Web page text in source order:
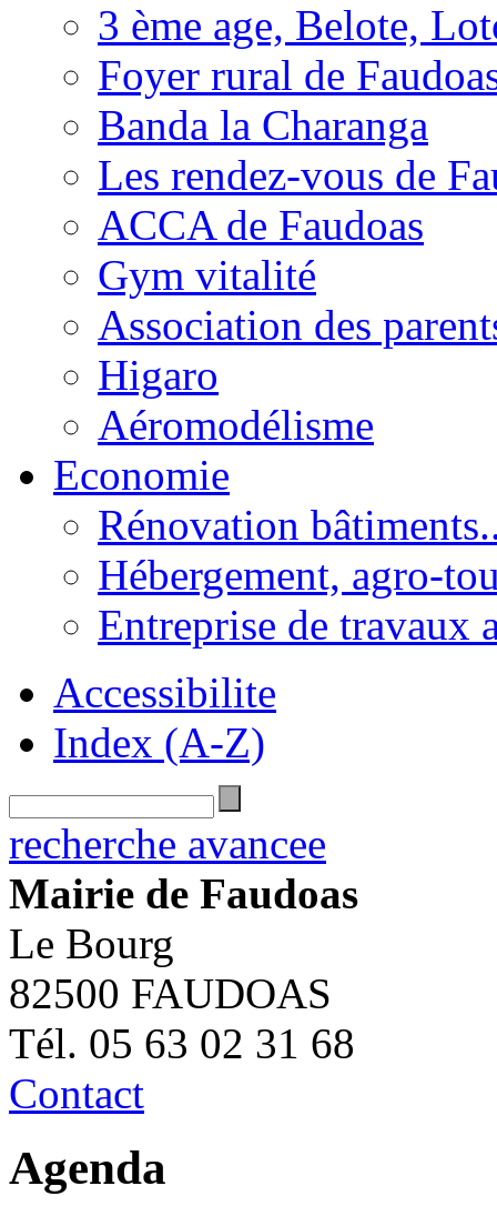
3 ème age, Belote,
Foyer rural de
Banda la Charanga
Les rendez-vous de
ACCA de Faudoas
Gym vitalité
Association des
Higaro
Aéromodélisme
Economie
Rénovation
Hébergement, agro-
Entreprise de travaux
Accessibilite
Index (A-Z)
recherche avancee
Mairie de Faudoas
Le Bourg
82500 FAUDOAS
Tél. 05 63 02 31 68
Contact
Agenda